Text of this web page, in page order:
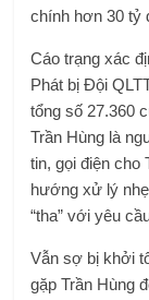
chính hơn 30 tỷ
Cáo trạng xác
Phát bị Đội
tổng số 27.360
Trần Hùng là
tin, gọi điện
hướng xử lý
“tha” với yêu
Vẫn sợ bị khởi
gặp Trần Hùng